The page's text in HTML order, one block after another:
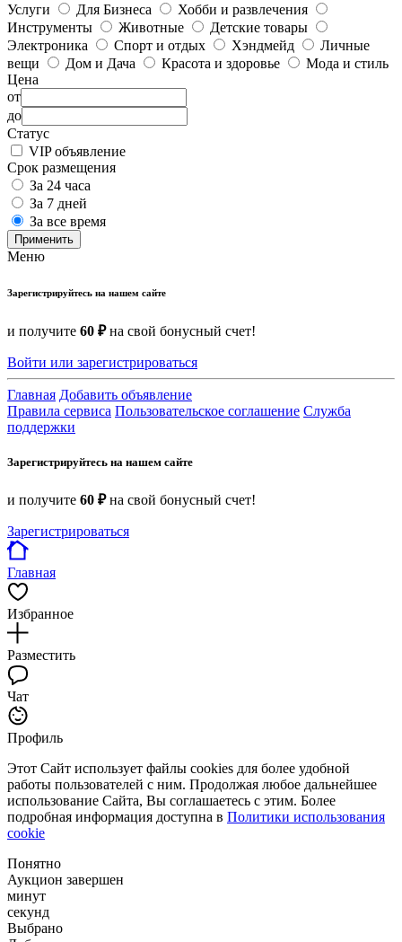
Услуги
Для Бизнеса
Хобби и развлечения
Инструменты
Животные
Детские товары
Электроника
Спорт и отдых Хэндмейд
Личные
вещи
Дом и Дача Красота и здоровье
Мода и стиль
Цена
от
до
Статус
VIP объявление
Срок размещения
За 24 часа
За 7 дней
За все время
Применить
Меню
Зарегистрируйтесь на нашем сайте
и получите 60 ₽на свой бонусный счет!
Войти или зарегистрироваться
Главная Добавить объявление
Правила сервиса Пользовательское соглашение Служба
поддержки
Зарегистрируйтесь на нашем сайте
и получите 60 ₽на свой бонусный счет!
Зарегистрироваться
Главная
Избранное
Разместить
Чат
Профиль
Этот Сайт использует файлы cookies для более удобной
работы пользователей с ним. Продолжая любое дальнейшее
использование Сайта, Вы соглашаетесь с этим. Более
подробная информация доступна в Политики использования
cookie
Понятно
Аукцион завершен
минут
секунд
Выбрано